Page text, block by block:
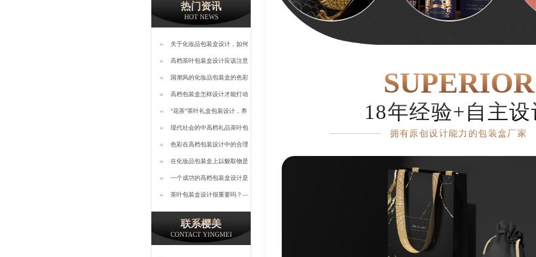
热门资讯
HOT NEWS
关于化妆品包装盒设计，如何
才能提高知名度呢？—樱美包
装
高档茶叶包装盒设计应该注意
哪些问题—樱美包装
国潮风的化妆品包装盒的色彩
搭配—樱美包装
高档包装盒怎样设计才能打动
客户—樱美包装
“花茶”茶叶礼盒包装设计，养
生更对“味儿”-樱美包装
现代社会的中高档礼品茶叶包
装盒设计【樱美包装】
色彩在高档包装设计中的合理
运用会起到什么效果？—樱美
包装
在化妆品包装盒上以貌取物是
消费者的直观选择—樱美包装
一个成功的高档包装盒设计是
怎样的？—樱美包装
茶叶包装盒设计很重要吗？—
樱美包装
联系樱美
CONTACT YINGMEI
SUPERIOR
18年经验+自主设
拥有原创设计能力的包装盒厂家